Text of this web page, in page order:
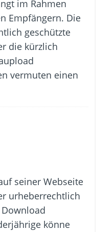
im Rahmen
Empfängern. Die
geschützte
die kürzlich
vermuten einen
seiner Webseite
urheberrechtlich
könne